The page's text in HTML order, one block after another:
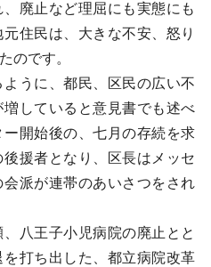
廃止など理屈にも実態にも
住民は、大きな不安、怒り
のです。
うに、都民、区民の広い不
していると意見書でも述べ
開始後の、七月の存続を求
援者となり、区長はメッセ
派が連帯のあいさつをされ
八王子小児病院の廃止とと
打ち出した、都立病院改革